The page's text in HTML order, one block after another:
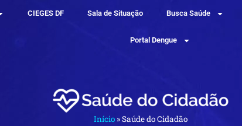
CIEGES DF Sala de Situação Busca Saúde
Portal Dengue
Início »Saúde do Cidadão